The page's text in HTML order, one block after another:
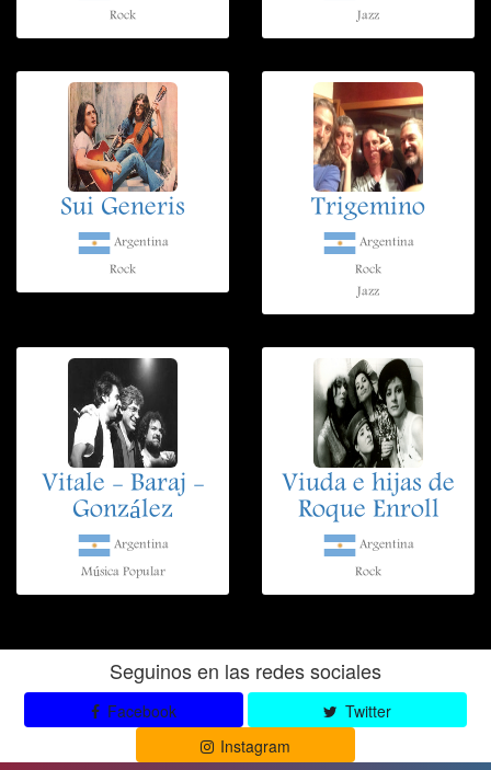
Rock
Jazz
Sui Generis
Argentina
Rock
Trigemino
Argentina
Rock
Jazz
Vitale - Baraj -
González
Argentina
Música Popular
Viuda e hijas de
Roque Enroll
Argentina
Rock
Seguinos en las redes sociales
Facebook
Twitter
Instagram